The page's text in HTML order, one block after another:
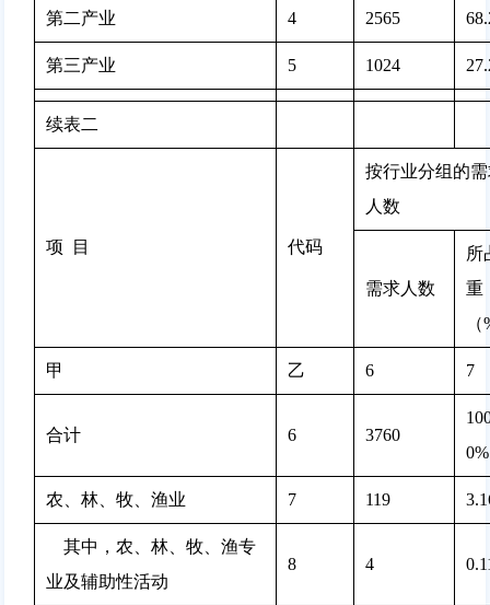
第二产业 4 2565
第三产业 5 1024
续表二
项  目 代码
按行业分组的
人数
需求人数
所
重
甲 乙 6 7
合计 6 3760
0%
农、林、牧、渔业 7 119
其中，农、林、牧、渔专
业及辅助性活动
8 4